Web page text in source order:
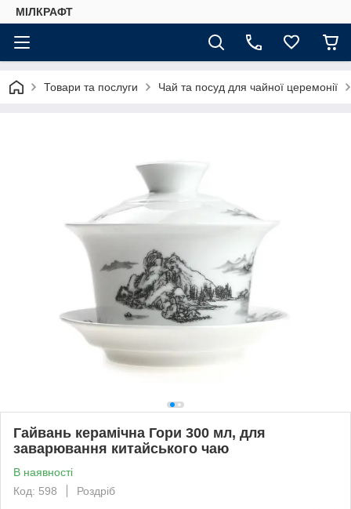
МІЛКРАФТ
Товари та послуги Чай та посуд для чайної церемонії
Гайвань керамічна Гори 300 мл, для
заварювання китайського чаю
В наявності
Код: 598
Роздріб